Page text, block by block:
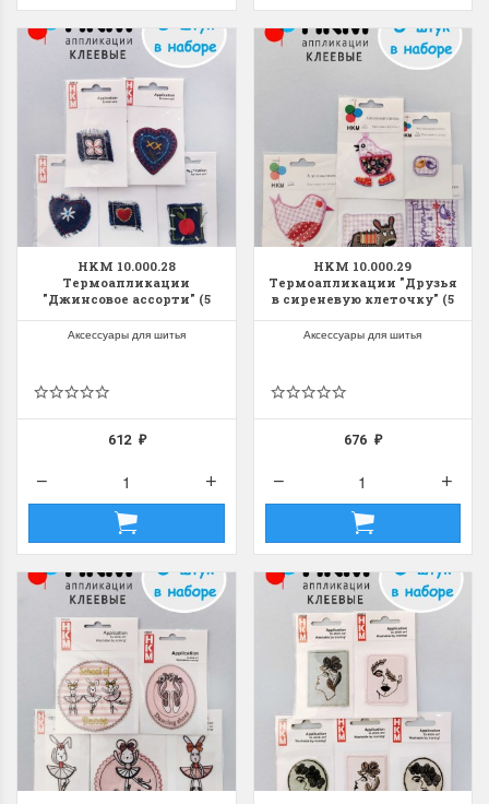
HKM 10.000.28
Термоапликации
"Джинсовое ассорти" (5
Аксессуары для шитья
612 ₽
HKM 10.000.29
Термоапликации "Друзья
в сиреневую клеточку" (5
Аксессуары для шитья
676₽